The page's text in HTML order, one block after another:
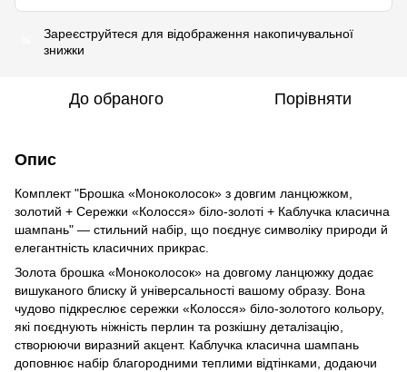
Зареєструйтеся для відображення накопичувальної
знижки
До обраного Порівняти
Опис
Комплект "Брошка «Моноколосок» з довгим ланцюжком,
золотий + Сережки «Колосся» біло-золоті + Каблучка класична
шампань" — стильний набір, що поєднує символіку природи й
елегантність класичних прикрас.
Золота брошка «Моноколосок» на довгому ланцюжку додає
вишуканого блиску й універсальності вашому образу. Вона
чудово підкреслює сережки «Колосся» біло-золотого кольору,
які поєднують ніжність перлин та розкішну деталізацію,
створюючи виразний акцент. Каблучка класична шампань
доповнює набір благородними теплими відтінками, додаючи